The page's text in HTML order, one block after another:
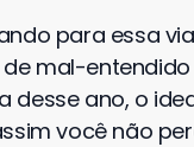
para essa
mal-
ano, o
você não